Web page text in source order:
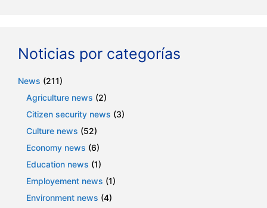
Noticias por categorías
News (211)
Agriculture news (2)
Citizen security news (3)
Culture news (52)
Economy news (6)
Education news (1)
Employement news (1)
Environment news (4)